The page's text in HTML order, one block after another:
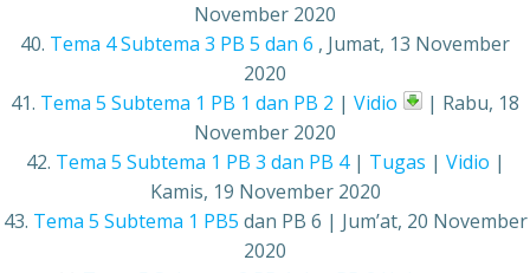
November 2020
40. Tema 4 Subtema 3 PB 5 dan 6 , Jumat, 13 November
2020
41. Tema 5 Subtema 1 PB 1 dan PB 2 | Vidio
| Rabu, 18
November 2020
42. Tema 5 Subtema 1 PB 3 dan PB 4| Tugas | Vidio |
Kamis, 19 November 2020
43. Tema 5 Subtema 1 PB5 dan PB 6 | Jum’at, 20 November
2020